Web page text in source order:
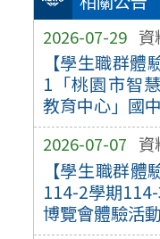
2026-07-29 資
【學生職群
1「桃園市智
教育中心」國
2026-07-07 資
【學生職群體
114-2學期
博覽會體驗活動